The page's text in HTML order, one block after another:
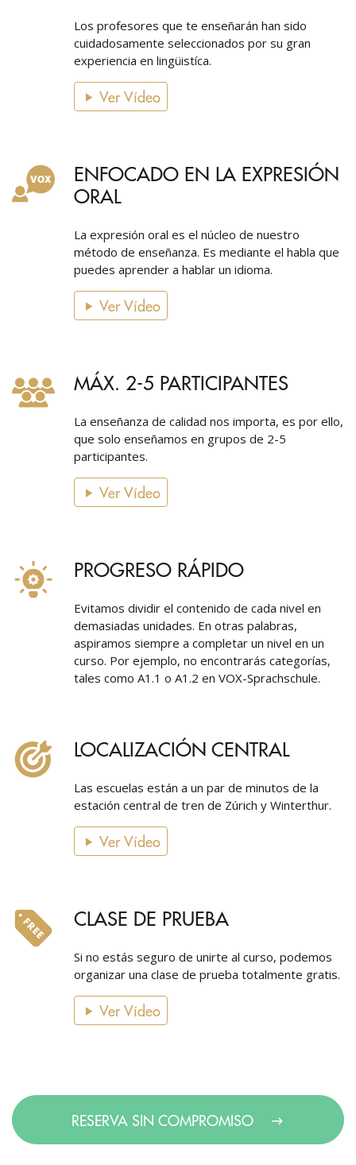
Los profesores que te enseñarán han sido
cuidadosamente seleccionados por su gran
experiencia en lingüistíca.
Ver Vídeo
ENFOCADO EN LA EXPRESIÓN
ORAL
La expresión oral es el núcleo de nuestro
método de enseñanza. Es mediante el habla que
puedes aprender a hablar un idioma.
Ver Vídeo
MÁX. 2-5 PARTICIPANTES
La enseñanza de calidad nos importa, es por ello,
que solo enseñamos en grupos de 2-5
participantes.
Ver Vídeo
PROGRESO RÁPIDO
Evitamos dividir el contenido de cada nivel en
demasiadas unidades. En otras palabras,
aspiramos siempre a completar un nivel en un
curso. Por ejemplo, no encontrarás categorías,
tales como A1.1 o A1.2 en VOX-Sprachschule.
LOCALIZACIÓN CENTRAL
Las escuelas están a un par de minutos de la
estación central de tren de Zúrich y Winterthur.
Ver Vídeo
CLASE DE PRUEBA
Si no estás seguro de unirte al curso, podemos
organizar una clase de prueba totalmente gratis.
Ver Vídeo
RESERVA SIN COMPROMISO